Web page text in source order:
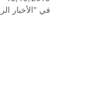
في "الأخبار